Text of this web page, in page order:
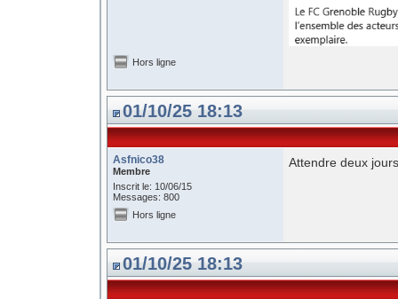
Hors ligne
01/10/25 18:13
Asfnico38
Membre
Inscrit le: 10/06/15
Messages: 800
Attendre deux
Hors ligne
01/10/25 18:13